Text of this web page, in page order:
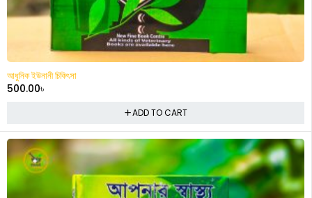
আধুনিক ইউনানী চিকিৎসা
500.00৳
ADD TO CART